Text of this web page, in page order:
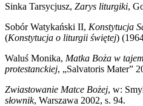
Sinka Tarsycjusz, Zarys liturgiki,
Sobór Watykański II, Konstytucja
(Konstytucja o liturgii świętej)
Waluś Monika, Matka Boża w
protestanckiej, „Salvatoris Mater”
Zwiastowanie Matce Bożej, w:
słownik, Warszawa 2002, s. 94.